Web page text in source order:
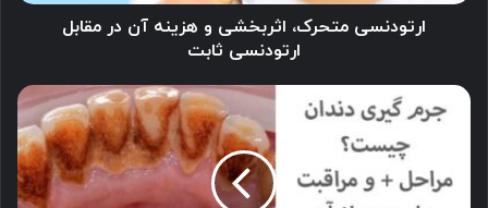
ارتودنسی متحرک، اثربخشی و هزینه آن در مقابل
ارتودنسی ثابت
جرم
گیری
مراحل